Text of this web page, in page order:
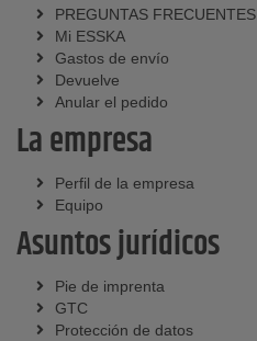
PREGUNTAS FRECUENTES
Mi ESSKA
Gastos de envío
Devuelve
Anular el pedido
La empresa
Perfil de la empresa
Equipo
Asuntos jurídicos
Pie de imprenta
GTC
Protección de datos